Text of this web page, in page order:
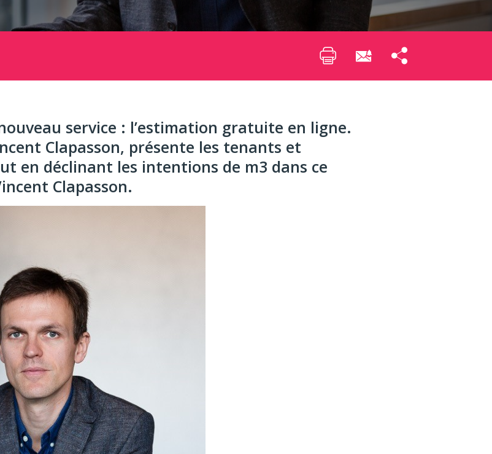
service : l’estimation gratuite en ligne.
Clapasson, présente les tenants et
en déclinant les intentions de m3 dans ce
Clapasson.